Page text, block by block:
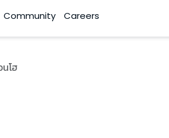
Community Careers
โฮ